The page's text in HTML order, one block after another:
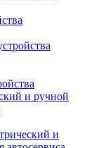
и ручной
и